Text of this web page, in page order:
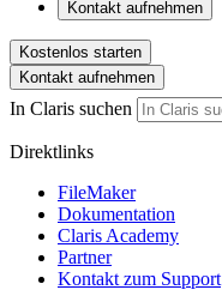
Kontakt aufnehmen
Kostenlos starten
Kontakt aufnehmen
In Claris suchen
Direktlinks
FileMaker
Dokumentation
Claris Academy
Partner
Kontakt zum Support